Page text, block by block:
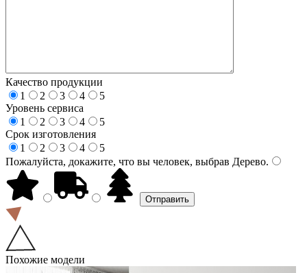
Качество продукции
1
2 3 4
5
Уровень сервиса
1
2 3 4
5
Срок изготовления
1
2 3 4
5
Пожалуйста, докажите, что вы человек, выбрав Дерево.
Похожие модели